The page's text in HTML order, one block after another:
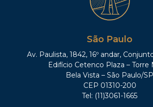
São Paulo
Av. Paulista, 1842, 16º andar,
Edifício Cetenco Plaza – Torre
Bela Vista – São Paulo/SP
CEP 01310-200
Tel: (11)3061-1665